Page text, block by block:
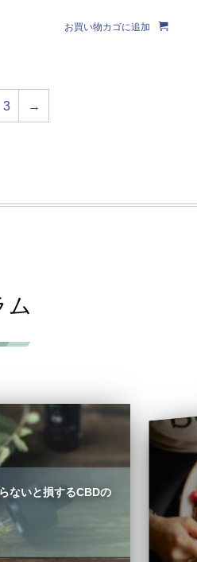
お買い物カゴに追加
3 →
ム
ないと損するCBDの